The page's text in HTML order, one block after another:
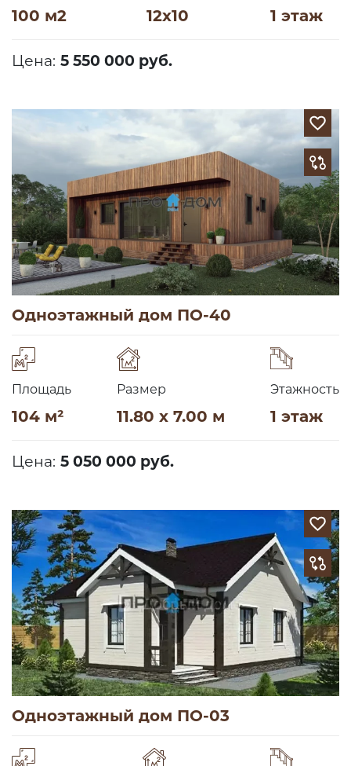
100 м2 12х10 1 этаж
Цена: 5 550 000 руб.
Одноэтажный дом ПО-40
Площадь
104 м²
Размер
11.80 x 7.00 м
Этажность
1 этаж
Цена: 5 050 000 руб.
Одноэтажный дом ПО-03